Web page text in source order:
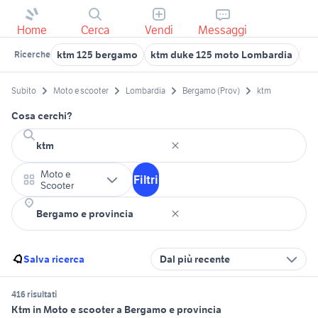
Home Cerca Vendi Messaggi
Ricerche ktm 125 bergamo ktm duke 125 moto Lombardia
Subito Moto e scooter Lombardia Bergamo (Prov) ktm
Cosa cerchi?
Moto e
Scooter
Filtri
Salva ricerca Dal più recente
416 risultati
Ktm in Moto e scooter a Bergamo e provincia